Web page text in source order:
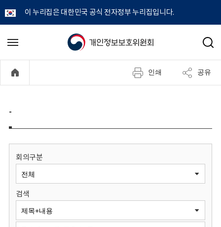
이 누리집은 대한민국 공식 전자정부 누리집입니다.
개
정
보
원
회
메
기
검
인쇄 공유
-
회의구분
검색